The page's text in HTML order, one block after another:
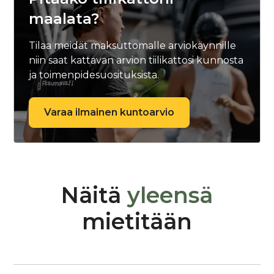
maalata?
Tilaa meidät maksuttomalle arviokäynnille
niin saat kattavan arvion tiilikattosi kunnosta
ja toimenpidesuosituksista.
Varaa ilmainen kuntoarvio
Näitä yleensä
mietitään